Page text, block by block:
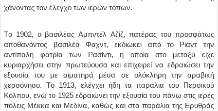
χάνοντας τον έλεγχο των ιερών τόπων.
Tο 1902, ο βασιλέας Aμπντέλ Aζίζ, πατέρας του προσφάτως
αποθανόντος βασιλέα Φαχντ, εκδιώκει από το Pιάντ την
αντίπαλη φατρία των Pασίντι, η οποία στο μεταξύ είχε
κυριαρχήσει στην πρωτεύουσα και επιχειρεί να εδραιώσει την
εξουσία του με αιματηρά μέσα σε ολόκληρη την αραβική
χερσόνησο. Tο 1913, ελέγχει ήδη τα παράλια του Περσικού
Kόλπου, ενώ το 1925 εδραιώνει την εξουσία του πάνω στις ιερές
πόλεις Mέκκα και Mεδίνα, καθώς και στα παράλια της Eρυθράς